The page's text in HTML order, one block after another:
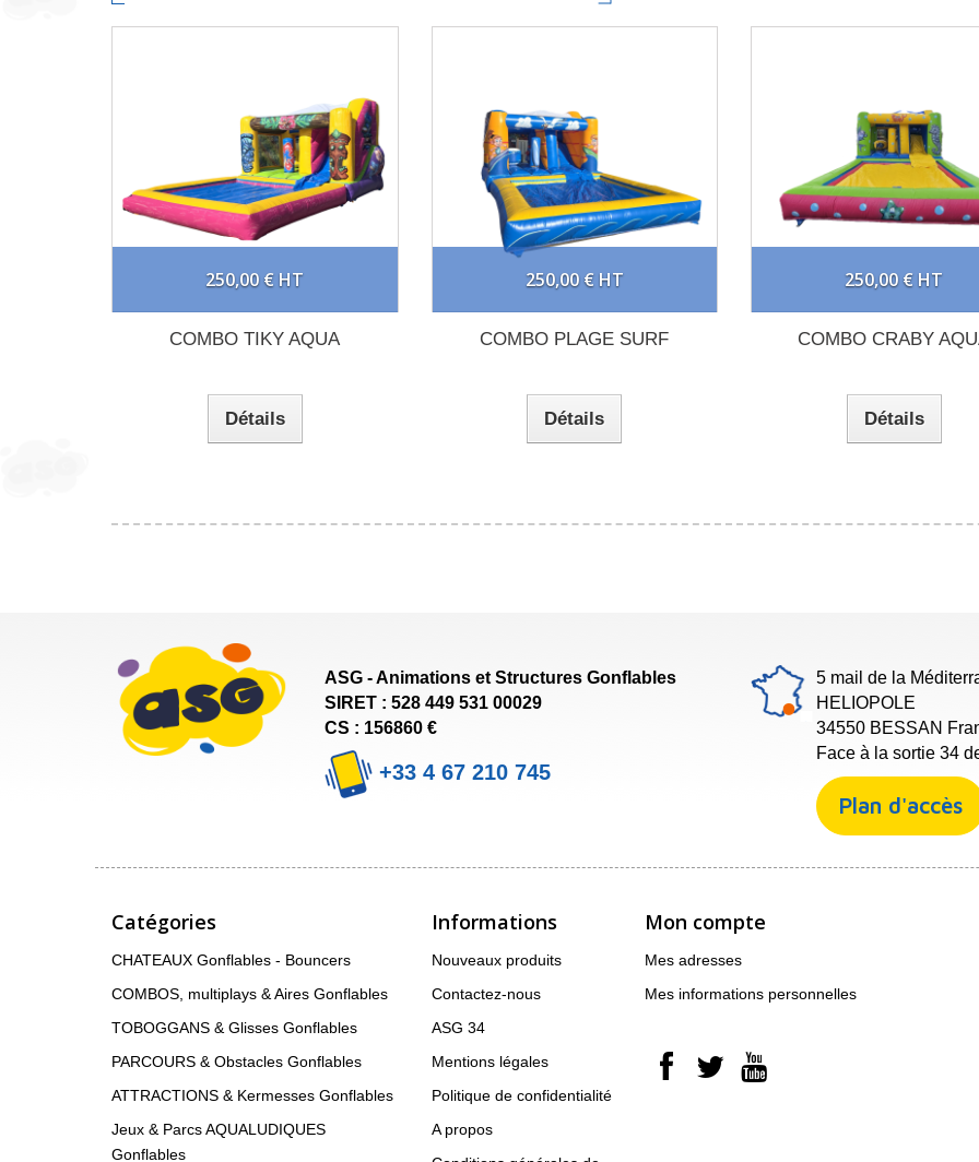
250,00 € HT
COMBO TIKY AQUA
Détails
250,00 € HT
COMBO PLAGE SURF
Détails
250,00 € HT
COMBO CRABY
Détails
ASG - Animations et Structures Gonflables
SIRET : 528 449 531 00029
CS : 156860 €
+33 4 67 210 745
5 mail de la
HELIOPOLE
34550 BESSAN
Face à la sortie 34
Plan d'accès
Catégories
CHATEAUX Gonflables - Bouncers
COMBOS, multiplays & Aires Gonflables
TOBOGGANS & Glisses Gonflables
PARCOURS & Obstacles Gonflables
ATTRACTIONS & Kermesses Gonflables
Jeux & Parcs AQUALUDIQUES
Gonflables
Informations
Nouveaux produits
Contactez-nous
ASG 34
Mentions légales
Politique de confidentialité
A propos
Mon compte
Mes adresses
Mes informations personnelles